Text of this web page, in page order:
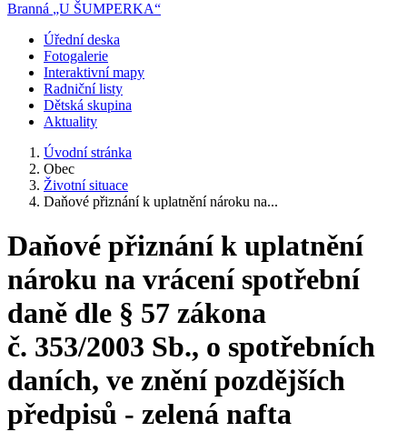
Branná „U ŠUMPERKA“
Úřední deska
Fotogalerie
Interaktivní mapy
Radniční listy
Dětská skupina
Aktuality
Úvodní stránka
Obec
Životní situace
Daňové přiznání k uplatnění nároku na...
Daňové přiznání k uplatnění
nároku na vrácení spotřební
daně dle § 57 zákona
č. 353/2003 Sb., o spotřebních
daních, ve znění pozdějších
předpisů - zelená nafta